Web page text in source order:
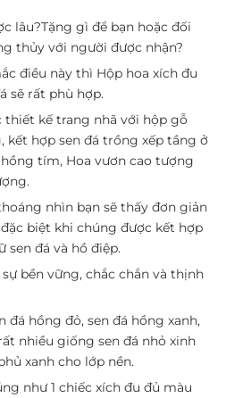
lâu?Tặng gì để bạn hoặc đối
thủy với người được nhận?
điều này thì Hộp hoa xích đu
sẽ rất phù hợp.
thiết kế trang nhã với hộp gỗ
kết hợp sen đá trồng xếp tầng ở
tím, Hoa vươn cao tượng
nhìn bạn sẽ thấy đơn giản
biệt khi chúng được kết hợp
sen đá và hồ điệp.
bền vững, chắc chắn và thịnh
đá hồng đỏ, sen đá hồng xanh,
nhiều giống sen đá nhỏ xinh
xanh cho lớp nền.
như 1 chiếc xích đu đủ màu